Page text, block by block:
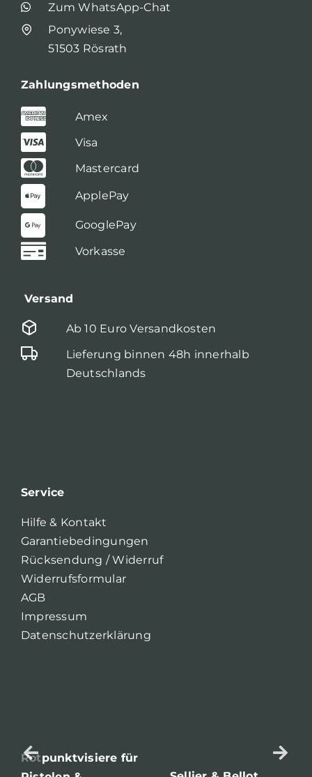
Zum WhatsApp-Chat
Ponywiese 3,
51503 Rösrath
Zahlungsmethoden
Amex
Visa
Mastercard
ApplePay
GooglePay
Vorkasse
Versand
Ab 10 Euro Versandkosten
Lieferung binnen 48h innerhalb
Deutschlands
Service
Hilfe & Kontakt
Garantiebedingungen
Rücksendung / Widerruf
Widerrufsformular
AGB
Impressum
Datenschutzerklärung
Rotpunktvisiere für